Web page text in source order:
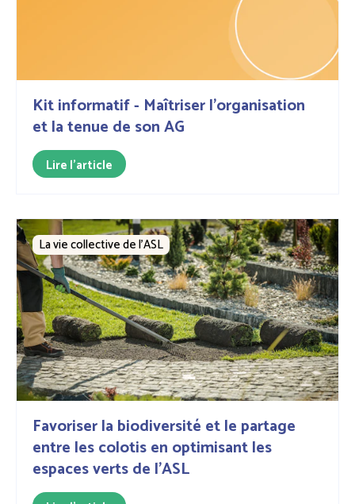
Kit informatif - Maîtriser l'organisation
et la tenue de son AG
Lire l'article
Favoriser la biodiversité et le partage
entre les colotis en optimisant les
espaces verts de l'ASL
La vie collective de l’ASL